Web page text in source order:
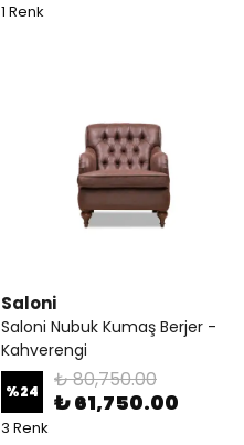
1 Renk
Saloni
Saloni Nubuk Kumaş Berjer -
Kahverengi
%24 ₺ 80,750.00
₺ 61,750.00
3 Renk